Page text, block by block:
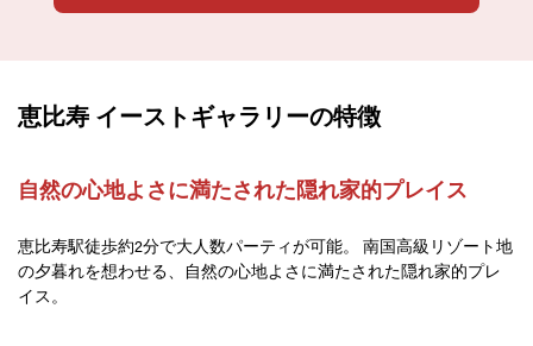
恵比寿 イーストギャラリーの特徴
自然の心地よさに満たされた隠れ家的プレイス
恵比寿駅徒歩約2分で大人数パーティが可能。 南国高級リゾート地
の夕暮れを想わせる、自然の心地よさに満たされた隠れ家的プレ
イス。